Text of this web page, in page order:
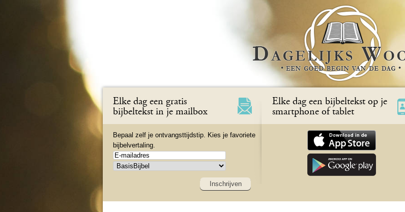
Elke dag een gratis
bijbeltekst in je mailbox
Bepaal zelf je ontvangsttijdstip. Kies je favoriete
bijbelvertaling.
Inschrijven
Elke dag een bijbeltekst op je
smartphone of tablet